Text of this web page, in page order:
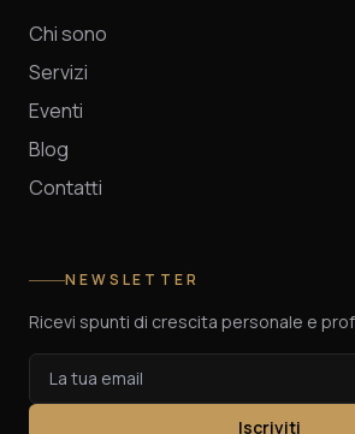
Chi sono
Servizi
Eventi
Blog
Contatti
NEWSLETTER
Ricevi spunti di crescita personale e
Iscriviti